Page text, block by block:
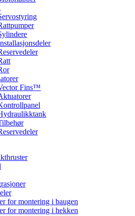
Fins™
for montering i baugen
for montering i hekken